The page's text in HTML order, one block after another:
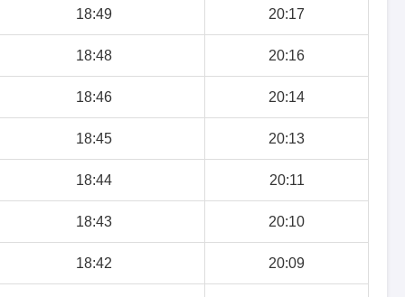
18:49 20:17
18:48 20:16
18:46 20:14
18:45 20:13
18:44 20:11
18:43 20:10
18:42 20:09